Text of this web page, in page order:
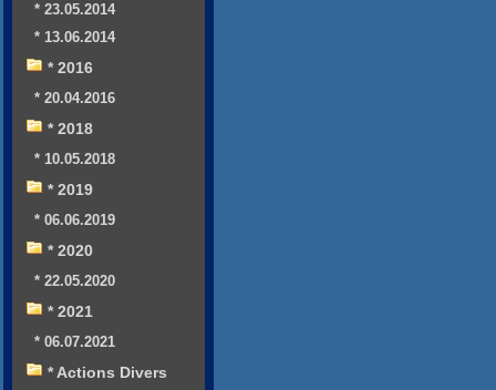
* 23.05.2014
* 13.06.2014
* 2016
* 20.04.2016
* 2018
* 10.05.2018
* 2019
* 06.06.2019
* 2020
* 22.05.2020
* 2021
* 06.07.2021
* Actions Divers